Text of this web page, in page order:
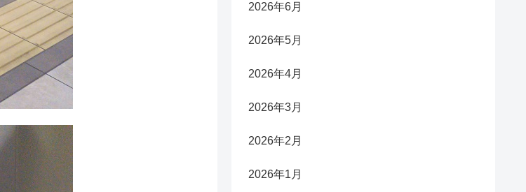
2026年6月
2026年5月
2026年4月
2026年3月
2026年2月
2026年1月